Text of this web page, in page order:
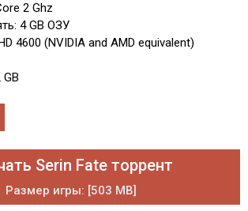
2 Ghz
4 GB ОЗУ
4600 (NVIDIA and AMD equivalent)
Serin Fate торрент
Размер игры: [503 MB]